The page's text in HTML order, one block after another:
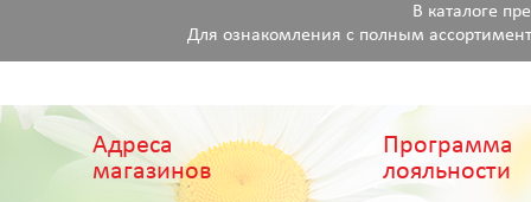
В каталоге
Для ознакомления с полным
Адреса
магазинов
Программа
лояльности